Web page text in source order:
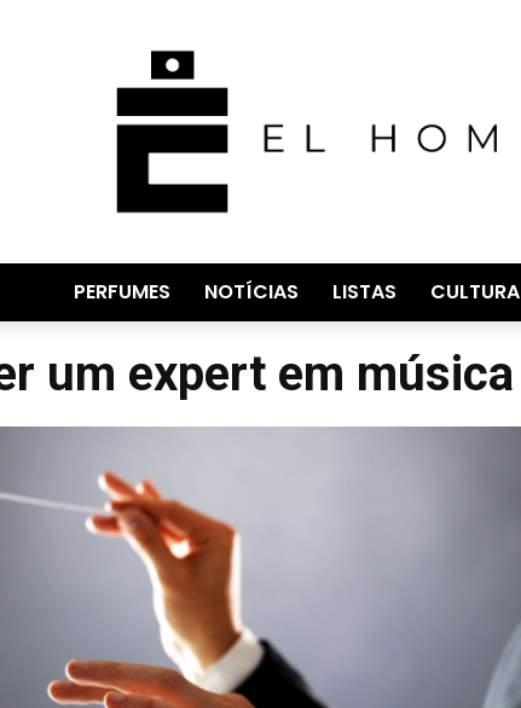
PERFUMES NOTÍCIAS LISTAS CULTURA
um expert em música